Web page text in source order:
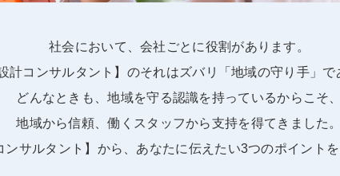
社会において、会社ごとに役割があります。
計コンサルタント】のそれはズバリ「地域の守り手」で
どんなときも、地域を守る認識を持っているからこそ、
地域から信頼、働くスタッフから支持を得てきました。
ンサルタント】から、あなたに伝えたい3つのポイントを